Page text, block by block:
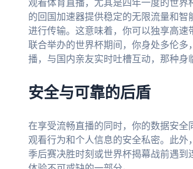
观看体育直播，尤其是四年一度的世
的回国加速器提供稳定的无限流量和
进行传输。这意味着，你可以独享高速
联合举办的世界杯期间，你身处多伦
播，与国内亲友实时吐槽互动，那种身
安全与可靠的后盾
在享受流畅直播的同时，你的数据安
观看行为和个人信息的安全私密。此外
季后赛决胜时刻或世界杯揭幕战前遇